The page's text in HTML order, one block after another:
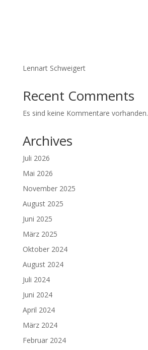
Lennart Schweigert
Recent Comments
Es sind keine Kommentare vorhanden.
Archives
Juli 2026
Mai 2026
November 2025
August 2025
Juni 2025
März 2025
Oktober 2024
August 2024
Juli 2024
Juni 2024
April 2024
März 2024
Februar 2024